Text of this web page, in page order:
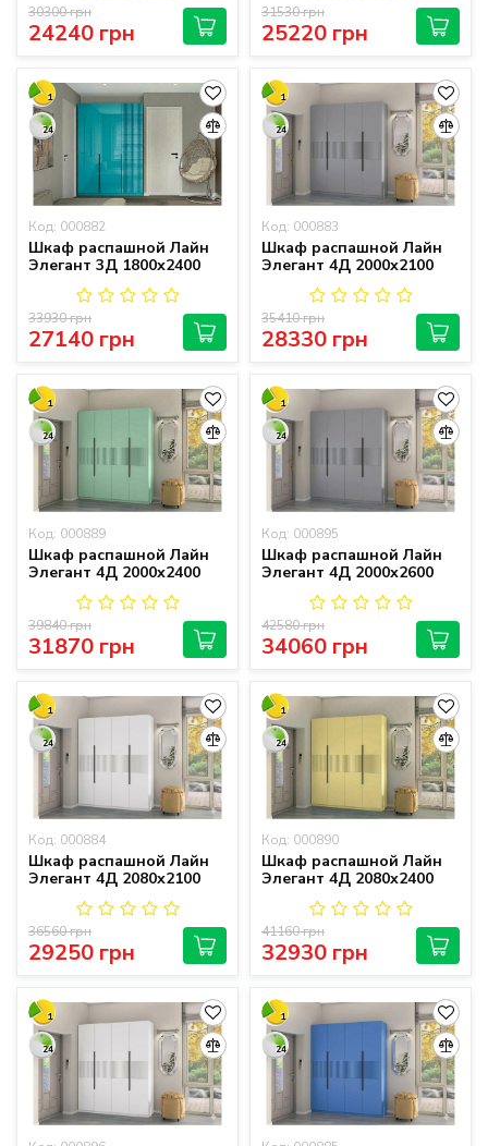
24240 грн
30300 грн
25220 грн
31530 грн
1
24
Код: 000882
Шкаф распашной Лайн
Элегант 3Д 1800х2400
27140 грн
33930 грн
1
24
Код: 000883
Шкаф распашной Лайн
Элегант 4Д 2000х2100
28330 грн
35410 грн
1
24
Код: 000889
Шкаф распашной Лайн
Элегант 4Д 2000х2400
31870 грн
39840 грн
1
24
Код: 000895
Шкаф распашной Лайн
Элегант 4Д 2000х2600
34060 грн
42580 грн
1
24
Код: 000884
Шкаф распашной Лайн
Элегант 4Д 2080х2100
29250 грн
36560 грн
1
24
Код: 000890
Шкаф распашной Лайн
Элегант 4Д 2080х2400
32930 грн
41160 грн
1
24
1
24